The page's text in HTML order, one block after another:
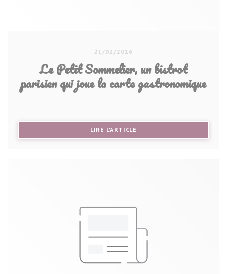
21/02/2016
Le Petit Sommelier, un bistrot
parisien qui joue la carte gastronomique
LIRE L'ARTICLE